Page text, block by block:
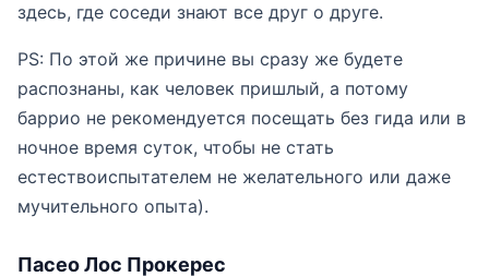
здесь, где соседи знают все друг о друге.
PS: По этой же причине вы сразу же будете
распознаны, как человек пришлый, а потому
баррио не рекомендуется посещать без гида или в
ночное время суток, чтобы не стать
естествоиспытателем не желательного или даже
мучительного опыта).
Пасео Лос Прокерес